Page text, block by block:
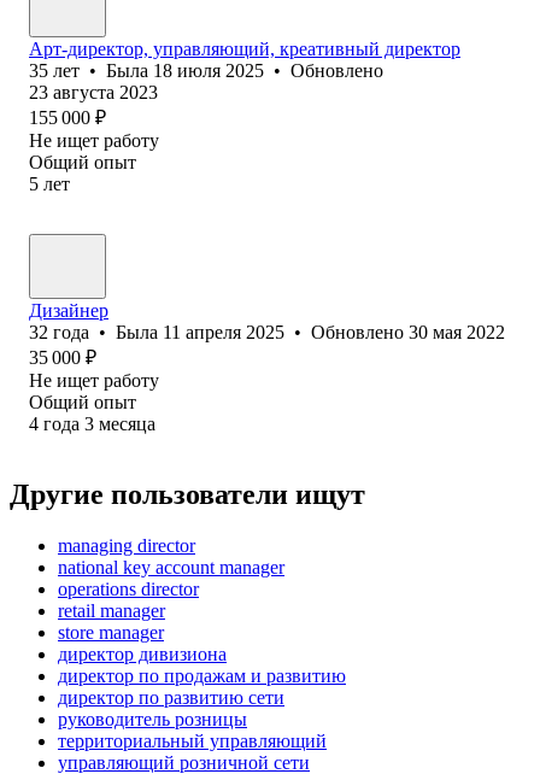
Арт-директор, управляющий, креативный директор
35 лет • Была 18 июля 2025 • Обновлено
23 августа 2023
155 000 ₽
Не ищет работу
Общий опыт
5 лет
Дизайнер
32 года • Была 11 апреля 2025 • Обновлено 30 мая 2022
35 000 ₽
Не ищет работу
Общий опыт
4 года 3 месяца
Другие пользователи ищут
managing director
national key account manager
operations director
retail manager
store manager
директор дивизиона
директор по продажам и развитию
директор по развитию сети
руководитель розницы
территориальный управляющий
управляющий розничной сети